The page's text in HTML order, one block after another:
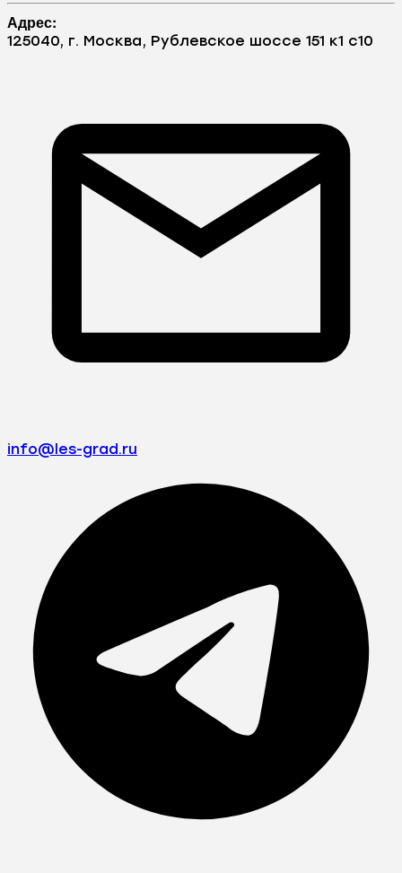
Адрес:
125040, г. Москва, Рублевское шоссе 151 к1 с10
info@les-grad.ru